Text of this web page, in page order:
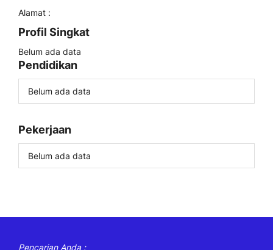
Alamat :
Profil Singkat
Belum ada data
Pendidikan
Belum ada data
Pekerjaan
Belum ada data
Pencarian Anda :